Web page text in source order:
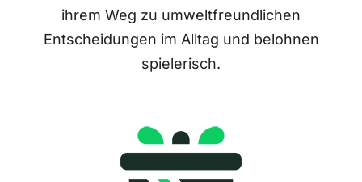
ihrem Weg zu umweltfreundlichen
Entscheidungen im Alltag und belohnen
spielerisch.